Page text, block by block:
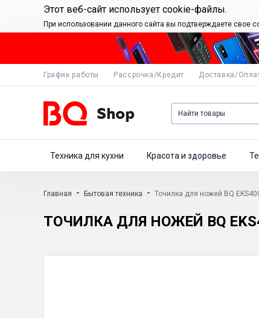
Этот веб-сайт использует cookie-файлы.
При использовании данного сайта вы подтверждаете свое
График работы Рассрочка/Кредит Доставка/
Техника для кухни Красота и здоровье
Главная - Бытовая техника - Точилка для ножей BQ
ТОЧИЛКА ДЛЯ НОЖЕЙ BQ